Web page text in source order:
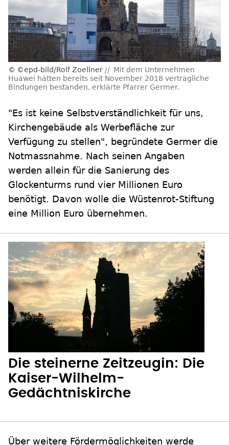
©epd-bild/Rolf Zoellner
Mit dem Unternehmen
Huawei hätten bereits seit November 2018 vertragliche
Bindungen bestanden, erklärte Pfarrer Germer.
"Es ist keine Selbstverständlichkeit für uns,
Kirchengebäude als Werbefläche zur
Verfügung zu stellen", begründete Germer die
Notmassnahme. Nach seinen Angaben
werden allein für die Sanierung des
Glockenturms rund vier Millionen Euro
benötigt. Davon wolle die Wüstenrot-Stiftung
eine Million Euro übernehmen.
Die steinerne Zeitzeugin: Die
Kaiser-Wilhelm-
Gedächtniskirche
Über weitere Fördermöglichkeiten werde